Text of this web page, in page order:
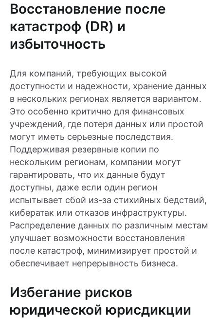
Восстановление после
катастроф (DR) и
избыточность
Для компаний, требующих высокой
доступности и надежности, хранение данных
в нескольких регионах является вариантом.
Это особенно критично для финансовых
учреждений, где потеря данных или простой
могут иметь серьезные последствия.
Поддерживая резервные копии по
нескольким регионам, компании могут
гарантировать, что их данные будут
доступны, даже если один регион
испытывает сбой из-за стихийных бедствий,
кибератак или отказов инфраструктуры.
Распределение данных по различным местам
улучшает возможности восстановления
после катастроф, минимизирует простой и
обеспечивает непрерывность бизнеса.
Избегание рисков
юридической юрисдикции